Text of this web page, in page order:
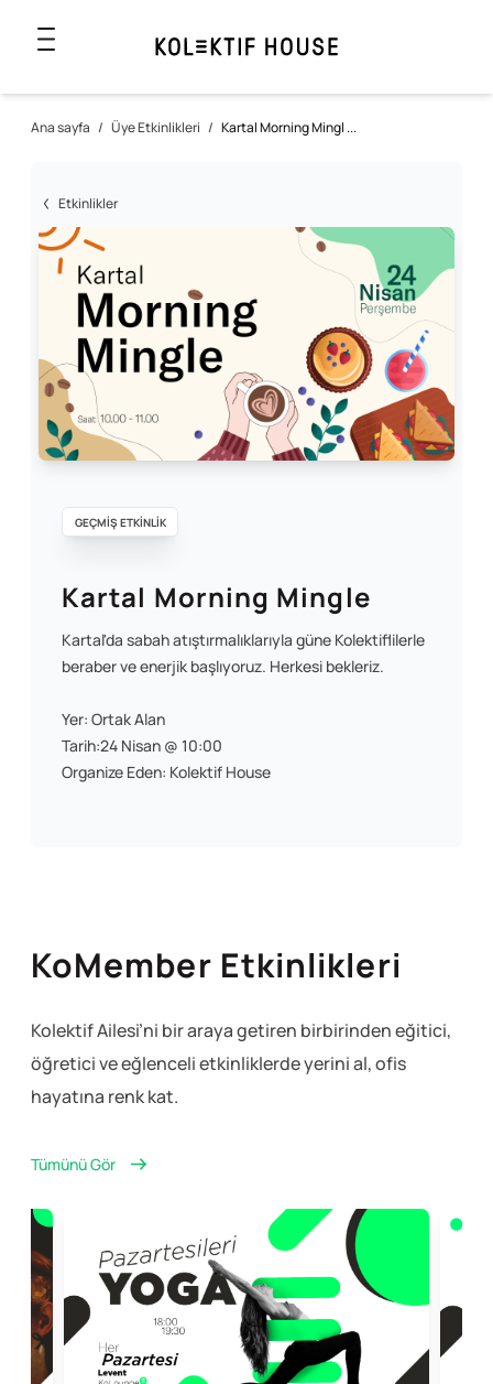
Ana sayfa / Üye Etkinlikleri / Kartal Morning Mingl ...
Etkinlikler
GEÇMİŞ ETKİNLİK
Kartal Morning Mingle
Kartal'da sabah atıştırmalıklarıyla güne Kolektiflilerle
beraber ve enerjik başlıyoruz. Herkesi bekleriz.
Yer: Ortak Alan
Tarih:24 Nisan @ 10:00
Organize Eden: Kolektif House
KoMember Etkinlikleri
Kolektif Ailesi’ni bir araya getiren birbirinden eğitici,
öğretici ve eğlencelietkinliklerde yerini al, ofis
hayatına renk kat.
Tümünü Gör